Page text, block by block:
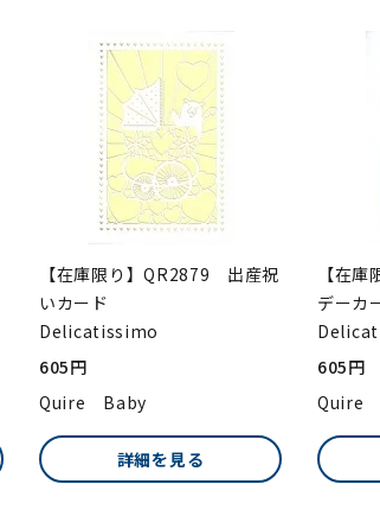
【在庫限り】QR2879 出産祝
いカード
Delicatissimo
605円
Quire Baby
詳細を見る
【在
デーカ
605円
Quire